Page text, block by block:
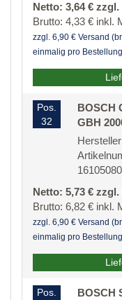
Netto: 3,64 €
Brutto: 4,33 € inkl.
zzgl. 6,90 € Versand
einmalig pro Bestellung
Pos.
32
BOSCH
GBH
Netto: 5,73 €
Brutto: 6,82 € inkl.
zzgl. 6,90 € Versand
einmalig pro Bestellung
Pos.
BOSCH